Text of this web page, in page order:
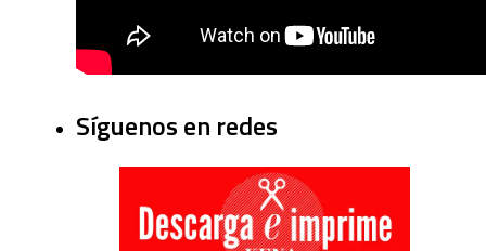
Síguenos en redes